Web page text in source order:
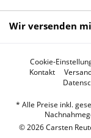
Wir versenden
Cookie-
Kontakt
* Alle Preise inkl.
© 2026 Carsten